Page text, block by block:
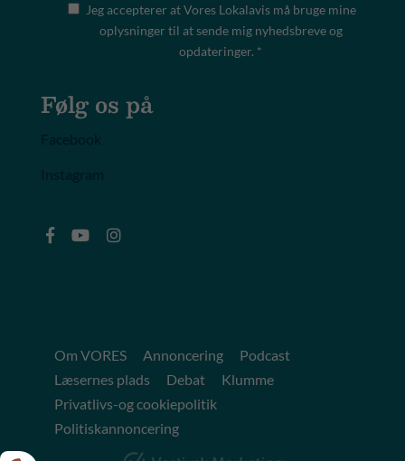
Jeg accepterer at Vores Lokalavis må bruge mine
oplysninger til at sende mig nyhedsbreve og
opdateringer. *
Følg os på
Om VORES Annoncering
Podcast
Læsernes plads
Debat
Klumme
Privatlivs-og cookiepolitik
Politiskannoncering